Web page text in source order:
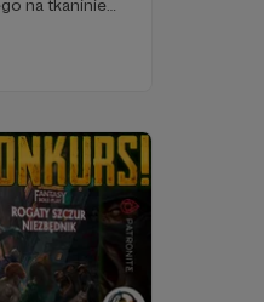
na tkaninie